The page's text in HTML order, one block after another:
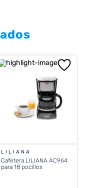
LILIANA
Cafetera LILIANA AC964
para 18 pocillos